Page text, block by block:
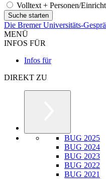
Volltext + Personen/
Die Bremer Universitäts-
MENÜ
INFOS FÜR
Infos für
DIREKT ZU
BUG 2025
BUG 2024
BUG 2023
BUG 2022
BUG 2021